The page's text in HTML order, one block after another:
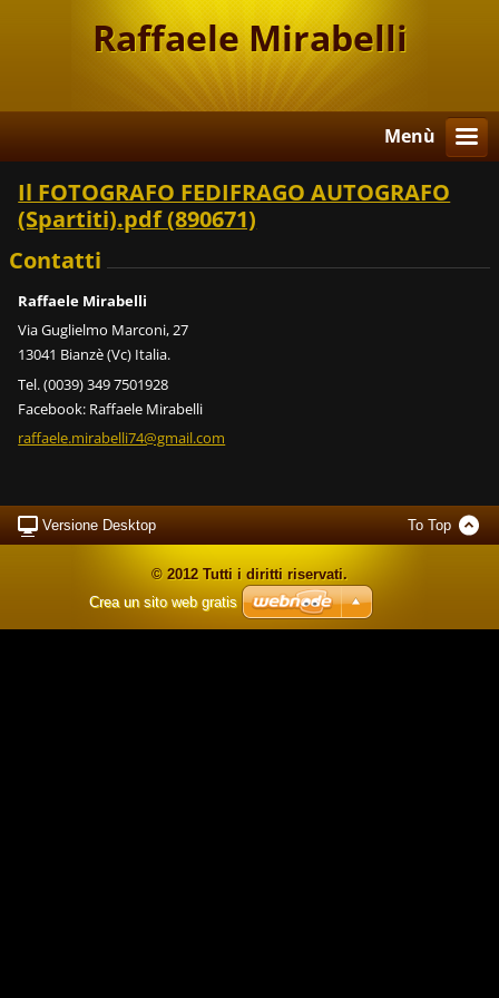
Raffaele Mirabelli
Menù
Il FOTOGRAFO FEDIFRAGO AUTOGRAFO
(Spartiti).pdf (890671)
Contatti
Raffaele Mirabelli
Via Guglielmo Marconi, 27
13041 Bianzè (Vc) Italia.
Tel. (0039) 349 7501928
Facebook: Raffaele Mirabelli
raffaele.mirabelli74@gmail.com
Versione Desktop To Top
© 2012 Tutti i diritti riservati.
Crea un sito web gratis